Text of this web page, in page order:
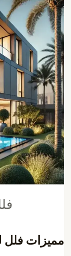
مميزات فلل